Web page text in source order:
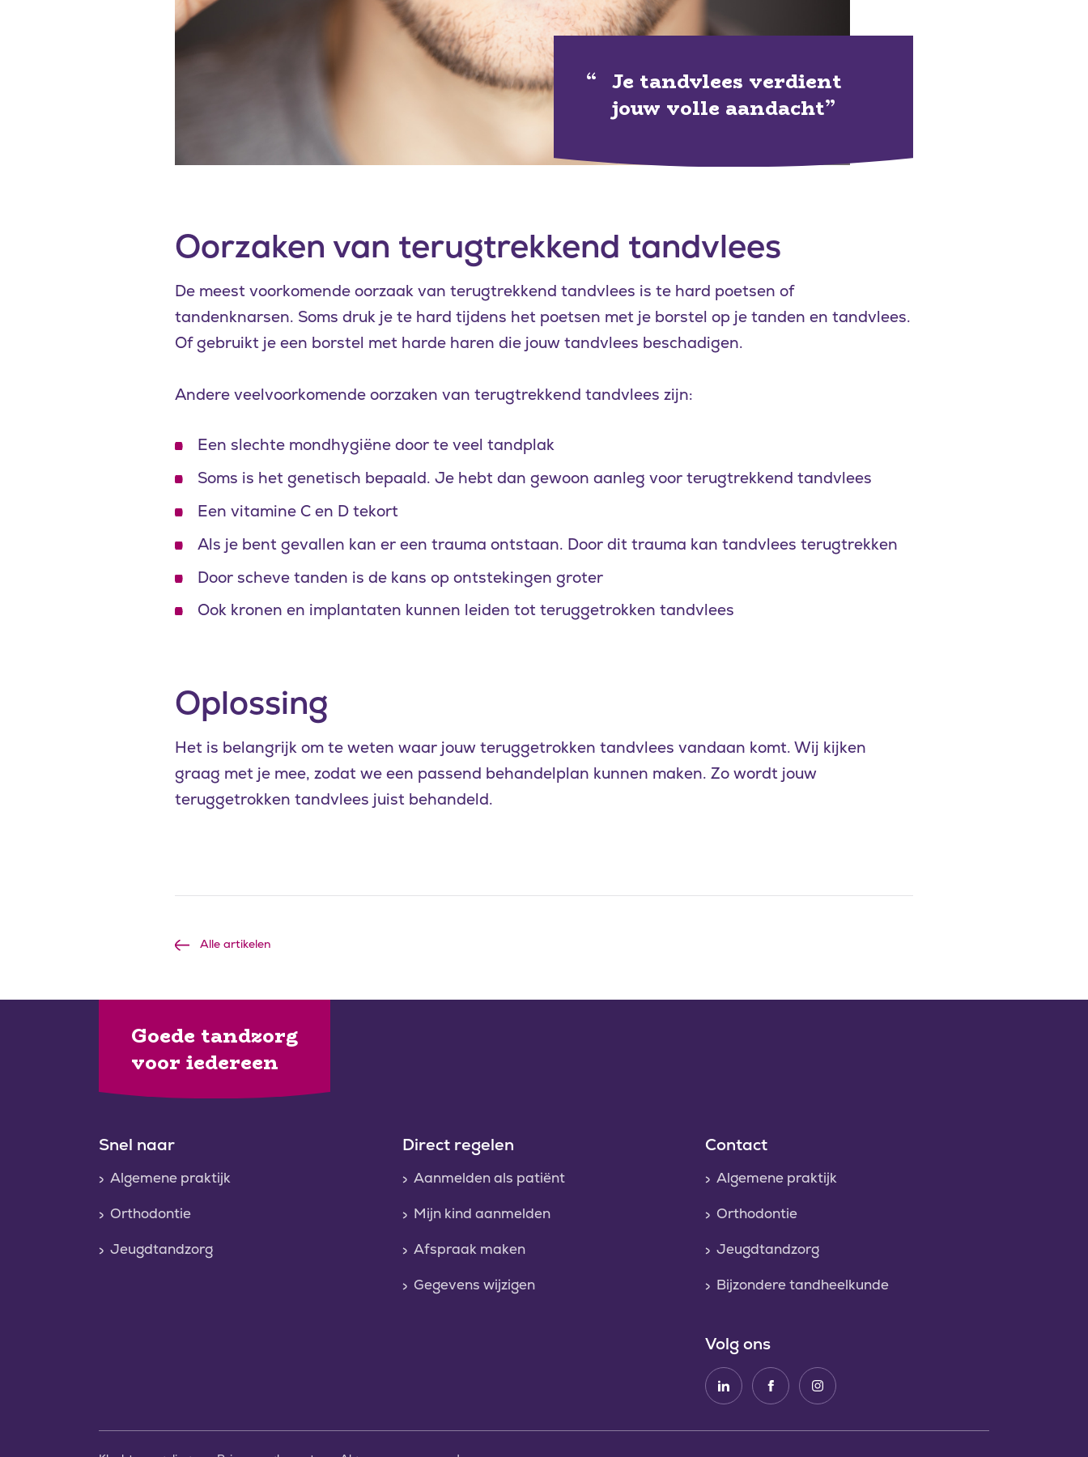
Je tandvlees verdient
jouw volle aandacht
Oorzaken van terugtrekkend tandvlees
De meest voorkomende oorzaak van terugtrekkend tandvlees is te hard poetsen of
tandenknarsen. Soms druk je te hard tijdens het poetsen met je borstel op je tanden en tandvlees.
Of gebruikt je een borstel met harde haren die jouw tandvlees beschadigen.
Andere veelvoorkomende oorzaken van terugtrekkend tandvlees zijn:
Een slechte mondhygiëne door te veel tandplak
Soms is het genetisch bepaald. Je hebt dan gewoon aanleg voor terugtrekkend tandvlees
Een vitamine C en D tekort
Als je bent gevallen kan er een trauma ontstaan. Door dit trauma kan tandvlees terugtrekken
Door scheve tanden is de kans op ontstekingen groter
Ook kronen en implantaten kunnen leiden tot teruggetrokken tandvlees
Oplossing
Het is belangrijk om te weten waar jouw teruggetrokken tandvlees vandaan komt. Wij kijken
graag met je mee, zodat we een passend behandelplan kunnen maken. Zo wordt jouw
teruggetrokken tandvlees juist behandeld.
Alle artikelen
Goede tandzorg
voor iedereen
Contact
Algemene praktijk
Orthodontie
Jeugdtandzorg
Bijzondere tandheelkunde
Volg ons
Snel naar
Algemene praktijk
Orthodontie
Jeugdtandzorg
Direct regelen
Aanmelden als patiënt
Mijn kind aanmelden
Afspraak maken
Gegevens wijzigen